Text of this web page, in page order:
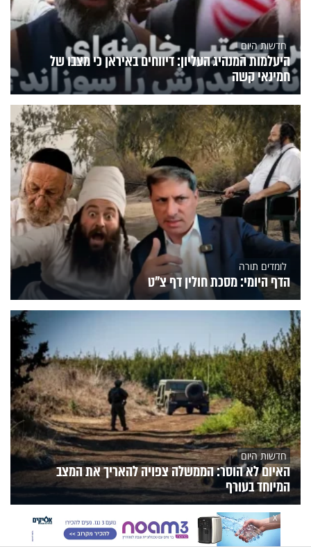
חדשות היום
היעלמות המנהיג העליון: דיווחים באיראן כי מצבו של
חמינאי קשה
לומדים תורה
הדף היומי: מסכת חולין דף צ"ט
חדשות היום
האיום לא הוסר: הממשלה צפויה להאריך את המצב
המיוחד בעורף
הנצפיםפעילות הידברותתוכניות הערוץ X